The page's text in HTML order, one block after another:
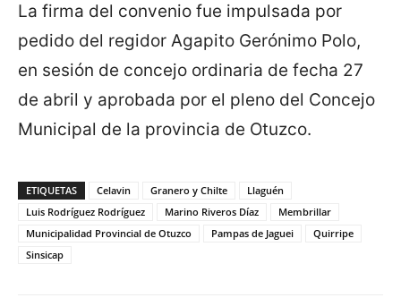
La firma del convenio fue impulsada por
pedido del regidor Agapito Gerónimo Polo,
en sesión de concejo ordinaria de fecha 27
de abril y aprobada por el pleno del Concejo
Municipal de la provincia de Otuzco.
ETIQUETAS Celavin Granero y Chilte
Llaguén
Luis Rodríguez Rodríguez
Marino Riveros Díaz
Membrillar
Municipalidad Provincial de Otuzco
Pampas de Jaguei
Quirripe
Sinsicap